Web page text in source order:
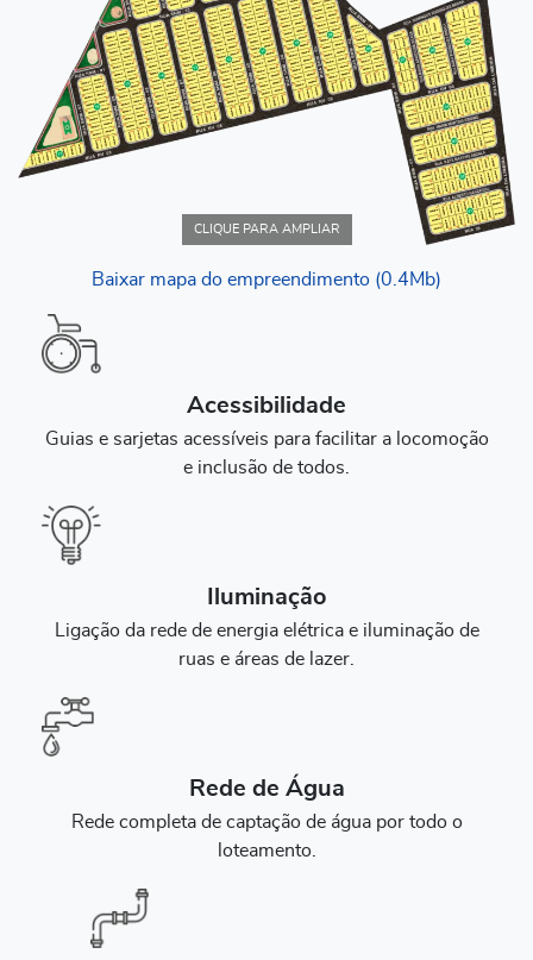
CLIQUE PARA AMPLIAR
Baixar mapa do empreendimento (0.4Mb)
Acessibilidade
Guias e sarjetas acessíveis para facilitar a locomoção
e inclusão de todos.
Iluminação
Ligação da rede de energia elétrica e iluminação de
ruas e áreas de lazer.
Rede de Água
Rede completa de captação de água por todo o
loteamento.